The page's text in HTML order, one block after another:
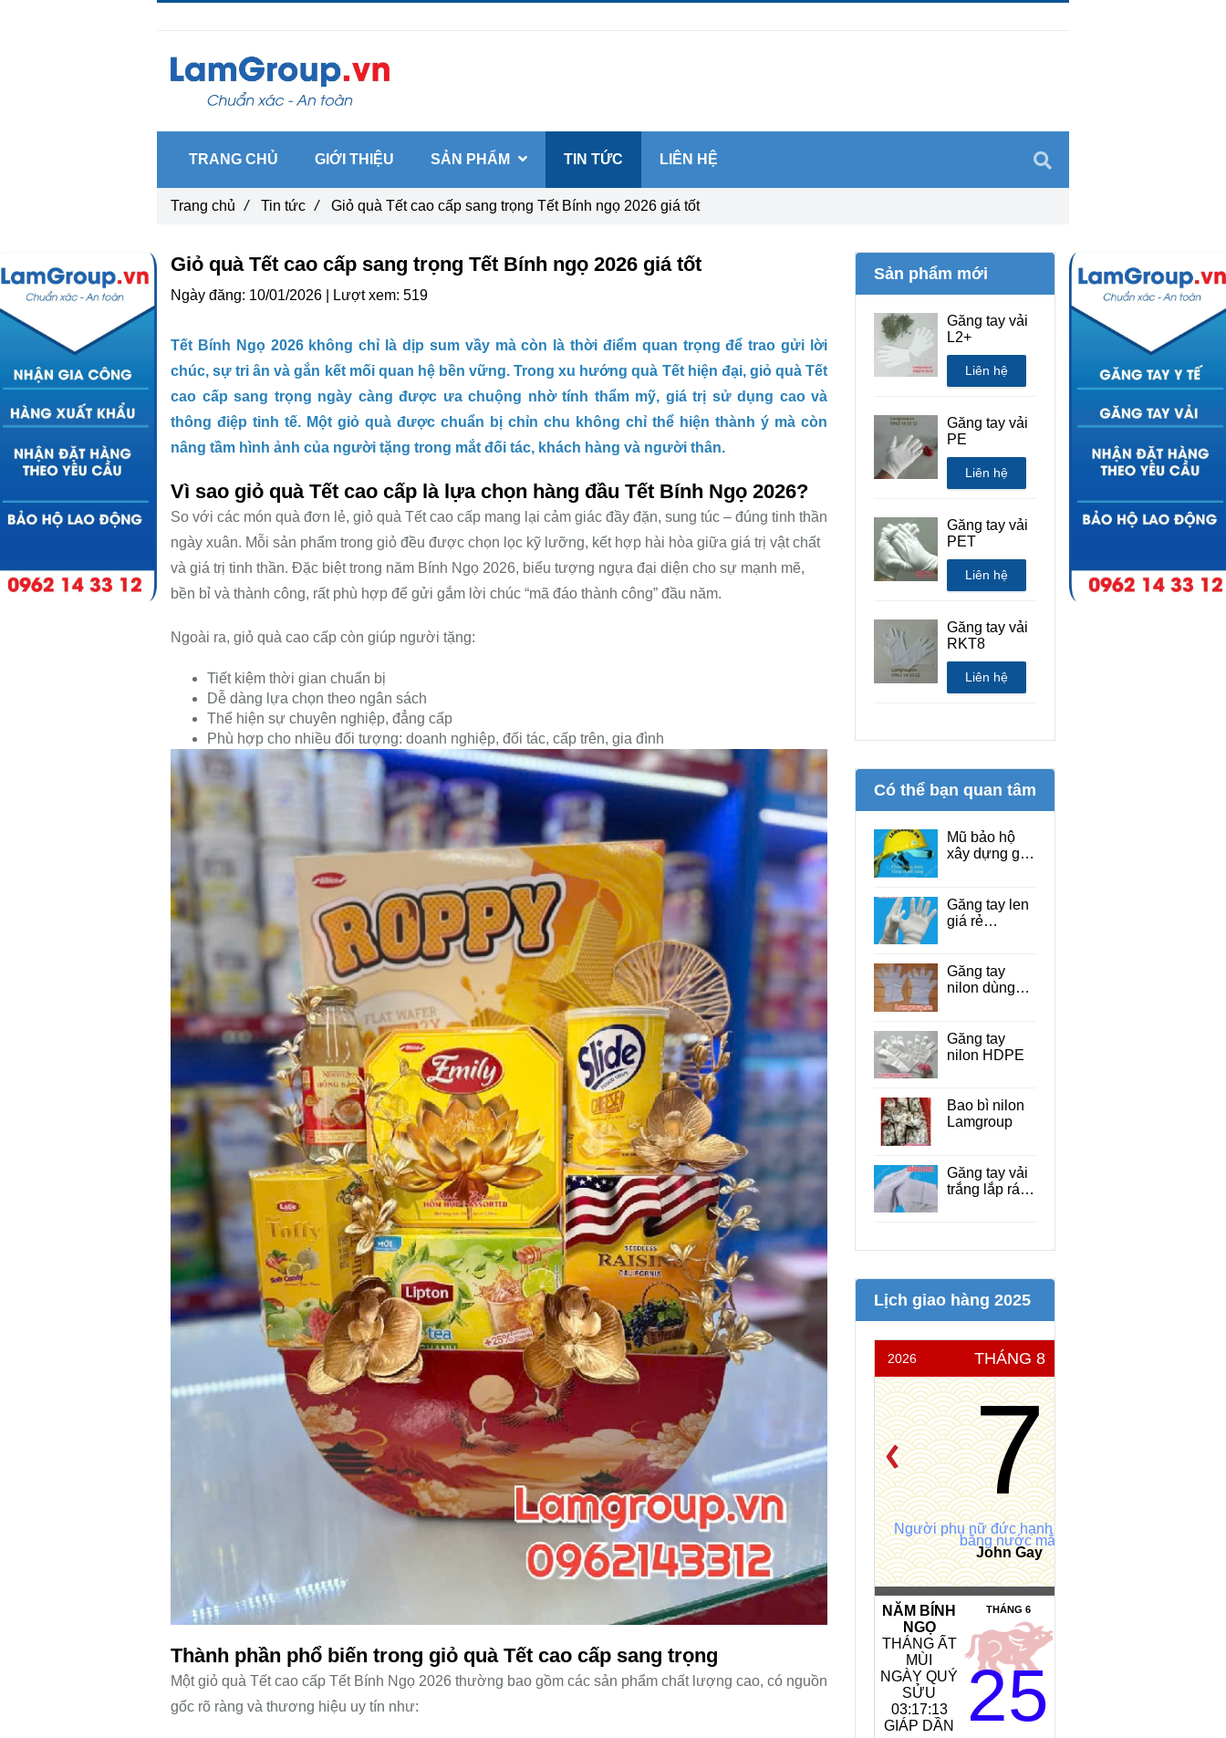
Giỏ quà Tết cao cấp sang trọng Tết Bính ngọ 2026 giá tốt
Ngày đăng: 10/01/2026 | Lượt xem: 519
Tết Bính Ngọ 2026 không chỉ là dịp sum vầy mà còn là thời điểm quan trọng để trao gửi lời
chúc, sự tri ân và gắn kết mối quan hệ bền vững. Trong xu hướng quà Tết hiện đại, giỏ quà Tết
cao cấp sang trọng ngày càng được ưa chuộng nhờ tính thẩm mỹ, giá trị sử dụng cao và
thông điệp tinh tế. Một giỏ quà được chuẩn bị chỉn chu không chỉ thể hiện thành ý mà còn
nâng tầm hình ảnh của người tặng trong mắt đối tác, khách hàng và người thân.
Vì sao giỏ quà Tết cao cấp là lựa chọn hàng đầu Tết Bính Ngọ 2026?
So với các món quà đơn lẻ, giỏ quà Tết cao cấp mang lại cảm giác đầy đặn, sung túc – đúng tinh thần
ngày xuân. Mỗi sản phẩm trong giỏ đều được chọn lọc kỹ lưỡng, kết hợp hài hòa giữa giá trị vật chất
và giá trị tinh thần. Đặc biệt trong năm Bính Ngọ 2026, biểu tượng ngựa đại diện cho sự mạnh mẽ,
bền bỉ và thành công, rất phù hợp để gửi gắm lời chúc “mã đáo thành công” đầu năm.
Ngoài ra, giỏ quà cao cấp còn giúp người tặng:
Tiết kiệm thời gian chuẩn bị
Dễ dàng lựa chọn theo ngân sách
Thể hiện sự chuyên nghiệp, đẳng cấp
Phù hợp cho nhiều đối tượng: doanh nghiệp, đối tác, cấp trên, gia đình
Thành phần phổ biến trong giỏ quà Tết cao cấp sang trọng
Một giỏ quà Tết cao cấp Tết Bính Ngọ 2026 thường bao gồm các sản phẩm chất lượng cao, có nguồn
gốc rõ ràng và thương hiệu uy tín như:
Sản phẩm mới
Găng tay vải
L2+
Liên hệ
Găng tay vải
PE
Liên hệ
Găng tay vải
PET
Liên hệ
Găng tay vải
RKT8
Liên hệ
Có thể bạn quan tâm
Mũ bảo hộ
xây dựng giá
Găng tay len
giá rẻ
Găng tay
nilon dùng
Găng tay
nilon HDPE
Bao bì nilon
Lamgroup
Găng tay vải
trắng lắp ráp
Lịch giao hàng 2025
2026 THÁNG 8
7
Người phụ nữ đức hạnh đánh ghen
bằng nước mắt
John Gay
NĂM BÍNH
NGỌ
THÁNG ẤT
MÙI
NGÀY QUÝ
SỬU
03:17:15
GIÁP DẦN
THÁNG 6
25
Trang chủ / Tin tức / Giỏ quà Tết cao cấp sang trọng Tết Bính ngọ 2026 giá tốt
TRANG CHỦ GIỚI THIỆU SẢN PHẨM TIN TỨC LIÊN HỆ